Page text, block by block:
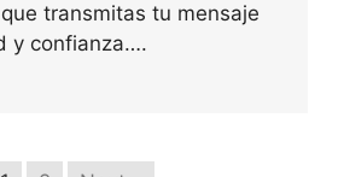
transmitas tu mensaje
y confianza….